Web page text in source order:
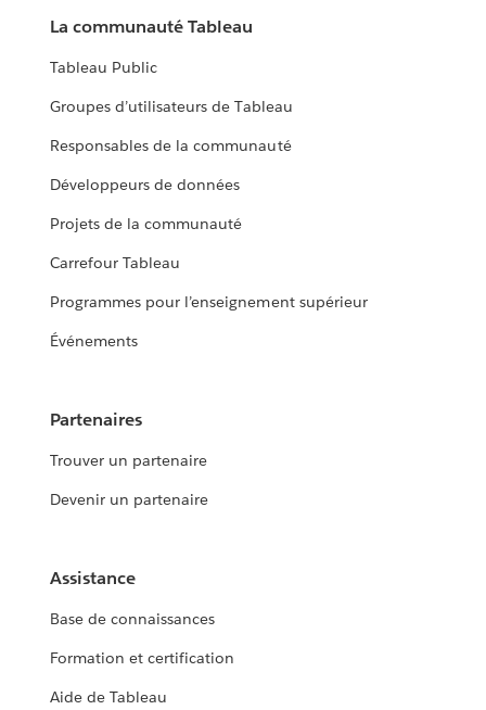
La communauté Tableau
Tableau Public
Groupes d’utilisateurs de Tableau
Responsables de la communauté
Développeurs de données
Projets de la communauté
Carrefour Tableau
Programmes pour l’enseignement supérieur
Événements
Partenaires
Trouver un partenaire
Devenir un partenaire
Assistance
Base de connaissances
Formation et certification
Aide de Tableau